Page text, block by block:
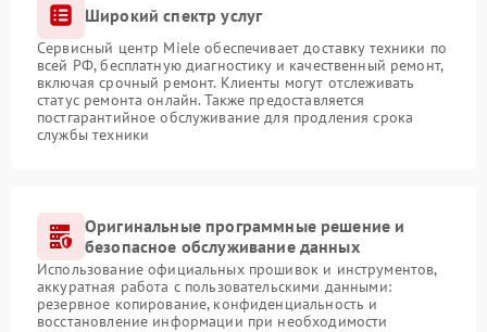
Широкий спектр услуг
Сервисный центр Miele обеспечивает доставку техники по
всей РФ, бесплатную диагностику и качественный ремонт,
включая срочный ремонт. Клиенты могут отслеживать
статус ремонта онлайн. Также предоставляется
постгарантийное обслуживание для продления срока
службы техники
Оригинальные программные решение и
безопасное обслуживание данных
Использование официальных прошивок и инструментов,
аккуратная работа с пользовательскими данными:
резервное копирование, конфиденциальность и
восстановление информации при необходимости